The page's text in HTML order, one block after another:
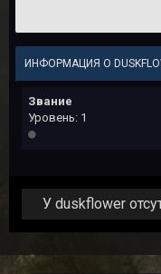
ИНФОРМАЦИЯ О
Звание
Уровень: 1
У duskflower